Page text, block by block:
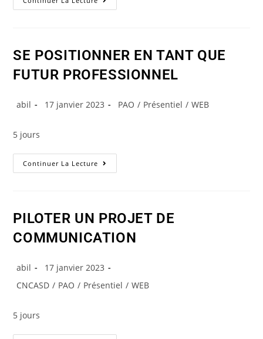
SE POSITIONNER EN TANT QUE
FUTUR PROFESSIONNEL
abil 17 janvier 2023 PAO / Présentiel / WEB
5 jours
Continuer La Lecture
PILOTER UN PROJET DE
COMMUNICATION
abil
17 janvier 2023
CNCASD / PAO / Présentiel / WEB
5 jours